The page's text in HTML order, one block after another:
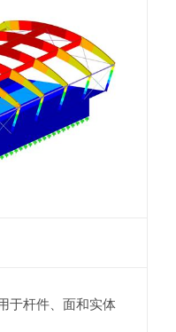
于杆件、面和实体